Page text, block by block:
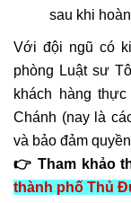
sau khi
Với đội ngũ có
phòng Luật sư
khách hàng
Chánh (nay là
và bảo đảm
👉 Tham khảo
thành phố Thủ